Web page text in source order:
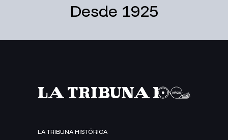
Desde 1925
LA TRIBUNA HISTÓRICA